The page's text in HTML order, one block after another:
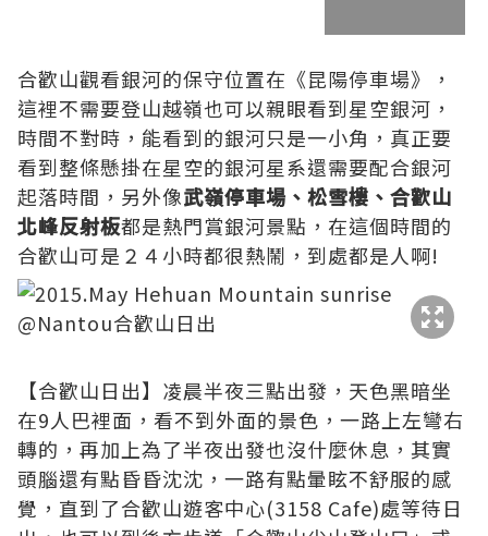
合歡山觀看銀河的保守位置在《昆陽停車場》，
這裡不需要登山越嶺也可以親眼看到星空銀河，
時間不對時，能看到的銀河只是一小角，真正要
看到整條懸掛在星空的銀河星系還需要配合銀河
起落時間，另外像武嶺停車場、松雪樓、合歡山
北峰反射板都是熱門賞銀河景點，在這個時間的
合歡山可是２４小時都很熱鬧，到處都是人啊!
【合歡山日出】凌晨半夜三點出發，天色黑暗坐
在9人巴裡面，看不到外面的景色，一路上左彎右
轉的，再加上為了半夜出發也沒什麼休息，其實
頭腦還有點昏昏沈沈，一路有點暈眩不舒服的感
覺，直到了合歡山遊客中心(3158 Cafe)處等待日